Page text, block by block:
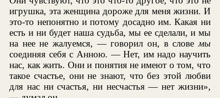
игрушка, эта женщина дороже для меня жизни. И
это-то непонятно и потому досадно им. Какая ни
есть и ни будет наша судьба, мы ее сделали, и мы
на нее не жалуемся, — говорил он, в словемы
соединяя себя с Анною. — Нет, им надо научить
нас, как жить. Они и понятия не имеют о том, что
такое счастье, они не знают, что без этой любви
для нас ни счастья, ни несчастья — нет жизни»,